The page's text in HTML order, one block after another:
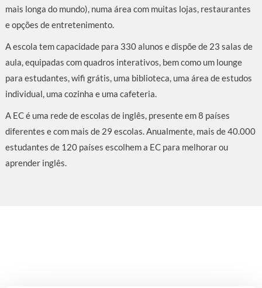
mais longa do mundo), numa área com muitas lojas, restaurantes
e opções de entretenimento.
A escola tem capacidade para 330 alunos e dispõe de 23 salas de
aula, equipadas com quadros interativos, bem como um lounge
para estudantes, wifi grátis, uma biblioteca, uma área de estudos
individual, uma cozinha e uma cafeteria.
A EC é uma rede de escolas de inglês, presente em 8 países
diferentes e com mais de 29 escolas. Anualmente, mais de 40.000
estudantes de 120 países escolhem a EC para melhorar ou
aprender inglês.